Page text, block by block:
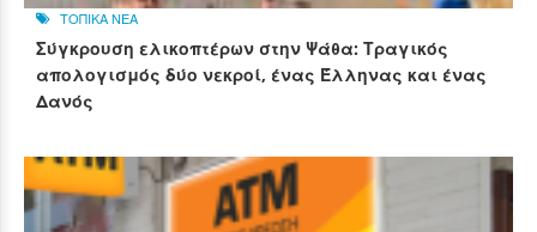
ΤΟΠΙΚΑ ΝΕΑ
Σύγκρουση ελικοπτέρων στην Ψάθα: Τραγικός
απολογισμός δύο νεκροί, ένας Έλληνας και ένας
Δανός